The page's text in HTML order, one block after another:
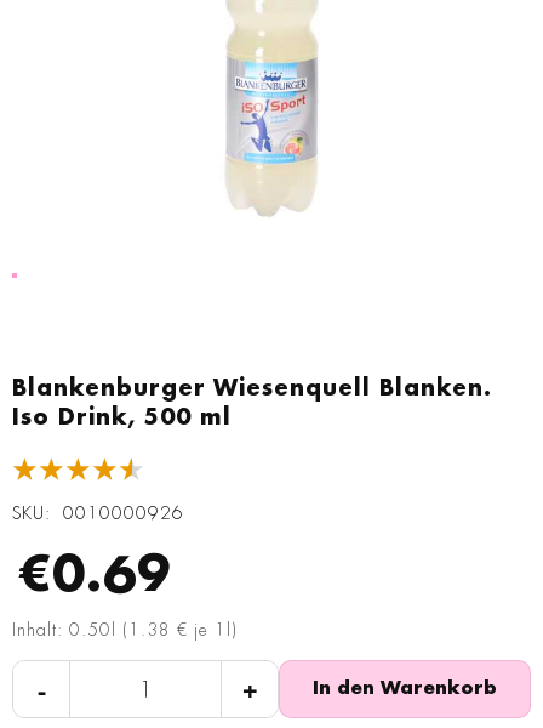
Blankenburger Wiesenquell Blanken.
Iso Drink, 500 ml
★★★★★
SKU 0010000926
€0.69
Inhalt: 0.50l (1.38 € je 1l)
- + In den Warenkorb
Anfang
der
springen